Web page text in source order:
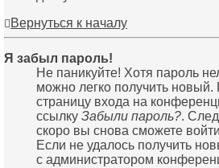
Вернуться к началу
Я забыл пароль!
Не паникуйте! Хотя пароль
можно легко получить новый.
страницу входа на
ссылку Забыли пароль?.
скоро вы снова сможете
Если не удалось получить
с администратором